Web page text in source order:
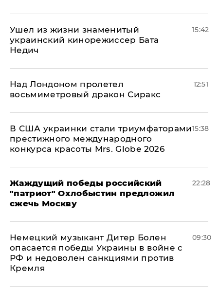
Ушел из жизни знаменитый
украинский кинорежиссер Бата
Недич
15:42
Над Лондоном пролетел
восьмиметровый дракон Сиракс
12:51
В США украинки стали триумфаторами
престижного международного
конкурса красоты Mrs. Globe 2026
15:38
Жаждущий победы российский
"патриот" Охлобыстин предложил
сжечь Москву
22:28
Немецкий музыкант Дитер Болен
опасается победы Украины в войне с
РФ и недоволен санкциями против
Кремля
09:30